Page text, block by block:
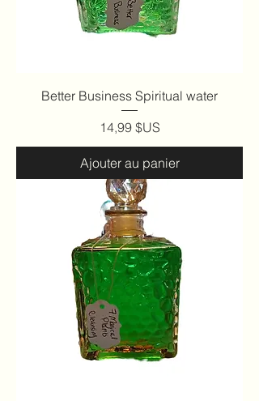
Better Business Spiritual water
Prix
14,99 $US
Ajouter au panier